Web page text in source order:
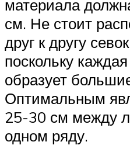
материала
см. Не стоит
друг к другу
поскольку
образует
Оптимальным
25-30 см между
одном ряду.